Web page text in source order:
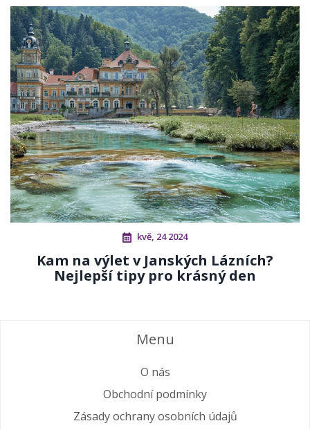
kvě, 24 2024
Kam na výlet v Janských Lázních?
Nejlepší tipy pro krásný den
Menu
O nás
Obchodní podmínky
Zásady ochrany osobních údajů